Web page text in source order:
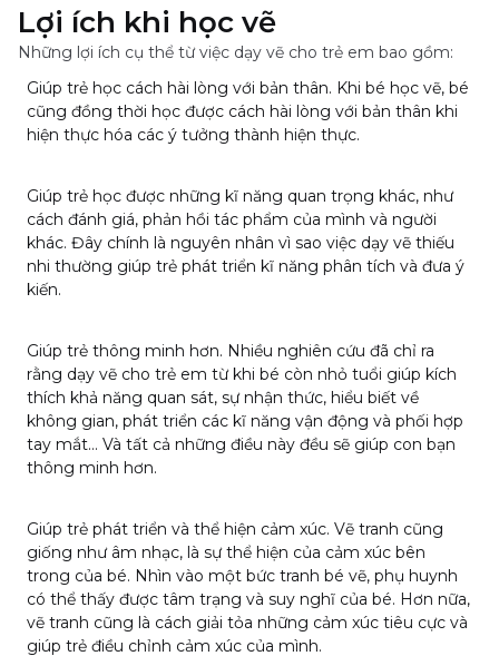
Lợi ích khi học vẽ
Những lợi ích cụ thể từ việc dạy vẽ cho trẻ em bao gồm:
Giúp trẻ học cách hài lòng với bản thân. Khi bé học vẽ, bé
cũng đồng thời học được cách hài lòng với bản thân khi
hiện thực hóa các ý tưởng thành hiện thực.
Giúp trẻ học được những kĩ năng quan trọng khác, như
cách đánh giá, phản hồi tác phẩm của mình và người
khác. Đây chính là nguyên nhân vì sao việc dạy vẽ thiếu
nhi thường giúp trẻ phát triển kĩ năng phân tích và đưa ý
kiến.
Giúp trẻ thông minh hơn. Nhiều nghiên cứu đã chỉ ra
rằng dạy vẽ cho trẻ em từ khi bé còn nhỏ tuổi giúp kích
thích khả năng quan sát, sự nhận thức, hiểu biết về
không gian, phát triển các kĩ năng vận động và phối hợp
tay mắt… Và tất cả những điều này đều sẽ giúp con bạn
thông minh hơn.
Giúp trẻ phát triển và thể hiện cảm xúc. Vẽ tranh cũng
giống như âm nhạc, là sự thể hiện của cảm xúc bên
trong của bé. Nhìn vào một bức tranh bé vẽ, phụ huynh
có thể thấy được tâm trạng và suy nghĩ của bé. Hơn nữa,
vẽ tranh cũng là cách giải tỏa những cảm xúc tiêu cực và
giúp trẻ điều chỉnh cảm xúc của mình.